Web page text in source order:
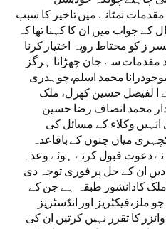
نمٹانے میں تاخیر کا سبب
کے جواب میں ان کا کہنا تھا کہ
ز کو محتاط رویہ اختیار کرنا
مقدمات سے جان چھڑانا ہرگز
محمد اسلم،چوہدری
ا لفیصل حسین کھرل، ملک
محمد انصاف رضا حسین
وکلاء کے مسائل کی
میاں چنوں کے باقاعدہ
قبول کرتے ہوئے وعدہ
دیں ان کے حل پر فوری توجہ دی
ملک کادانشور طبقہ ہے جن کے
اور انڈسٹریز
کا تقرر نہیں کرتیں ان کی